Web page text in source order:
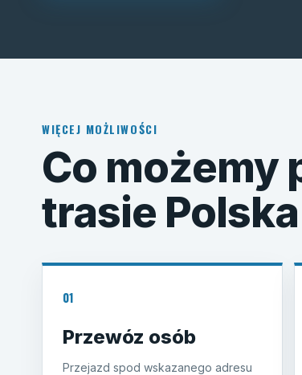
WIĘCEJ MOŻLIWOŚCI
Co możemy
trasie
01
Przewóz osób
Przejazd spod wskazanego adresu